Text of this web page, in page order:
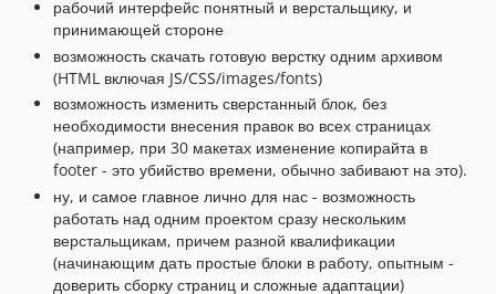
рабочий интерфейс понятный и верстальщику, и
принимающей стороне
возможность скачать готовую верстку одним архивом
(HTML включая JS/CSS/images/fonts)
возможность изменить сверстанный блок, без
необходимости внесения правок во всех страницах
(например, при 30 макетах изменение копирайта в
footer - это убийство времени, обычно забивают на это).
ну, и самое главное лично для нас - возможность
работать над одним проектом сразу нескольким
верстальщикам, причем разной квалификации
(начинающим дать простые блоки в работу, опытным -
доверить сборку страниц и сложные адаптации)